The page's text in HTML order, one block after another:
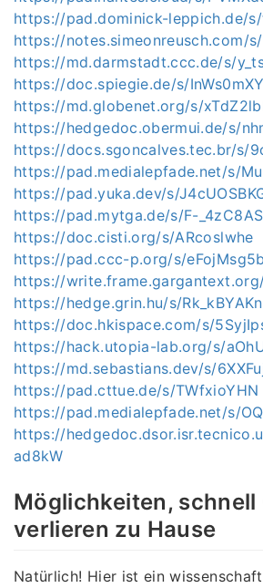
https://pad.dominick-leppich.de/
https://notes.simeonreusch.com/s/
https://md.darmstadt.ccc.de/s/
https://doc.spiegie.de/s/
https://md.globenet.org/s/
https://hedgedoc.obermui.de/s/
https://docs.sgoncalves.tec.br/s/
https://pad.medialepfade.net/s/
https://pad.yuka.dev/s/
https://pad.mytga.de/s/F-_4zC8AS
https://doc.cisti.org/s/ARcoslwhe
https://pad.ccc-p.org/s/
https://
https://hedge.grin.hu/s/Rk_kBYAKn
https://doc.hkispace.com/s/
https://hack.utopia-lab.org/s/
https://md.sebastians.dev/s/
https://pad.cttue.de/s/TWfxioYHN
https://pad.medialepfade.net/s/
https://
ad8kW
Möglichkeiten, schnell
verlieren zu Hause
Natürlich! Hier ist ein